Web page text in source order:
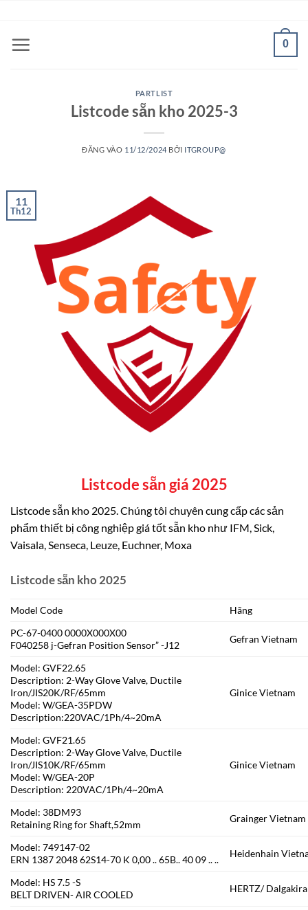
nội
0
PARTLIST
Listcode sẵn kho 2025-3
ĐĂNG VÀO 11/12/2024 BỞI ITGROUP@
11
Th12
Listcode sẵn giá 2025
Listcode sẵn kho 2025. Chúng tôi chuyên cung cấp các sản
phẩm thiết bị công nghiệp giá tốt sẵn kho như IFM, Sick,
Vaisala, Senseca, Leuze, Euchner, Moxa
Listcode sẵn kho 2025
Model Code
Hãng
PC-67-0400 0000X000X00
F040258 j-Gefran Position Sensor” -J12
Gefran Vietnam
Model: GVF22.65
Description: 2-Way Glove Valve, Ductile
Iron/JIS20K/RF/65mm
Model: W/GEA-35PDW
Description:220VAC/1Ph/4~20mA
Ginice Vietnam
Model: GVF21.65
Description: 2-Way Glove Valve, Ductile
Iron/JIS10K/RF/65mm
Model: W/GEA-20P
Description: 220VAC/1Ph/4~20mA
Ginice Vietnam
Model: 38DM93
Retaining Ring for Shaft,52mm
Grainger Vietnam
Model: 749147-02
ERN 1387 2048 62S14-70 K 0,00 .. 65B.. 40 09 .. ..
Heidenhain
Model: HS 7.5 -S
BELT DRIVEN- AIR COOLED
HERTZ/